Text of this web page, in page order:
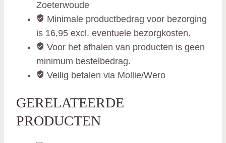
Zoeterwoude
Minimale productbedrag voor bezorging
is 16,95 excl. eventuele bezorgkosten.
Voor het afhalen van producten is geen
minimum bestelbedrag.
Veilig betalen via Mollie/Wero
GERELATEERDE
PRODUCTEN